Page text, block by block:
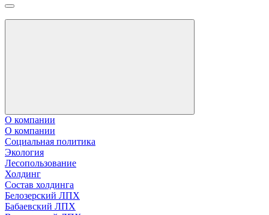
О компании
О компании
Социальная политика
Экология
Лесопользование
Холдинг
Состав холдинга
Белозерский ЛПХ
Бабаевский ЛПХ